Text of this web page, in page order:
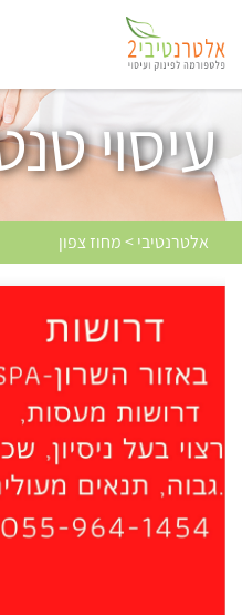
עיסוי
אלטרנטיבי > מחוז צפון